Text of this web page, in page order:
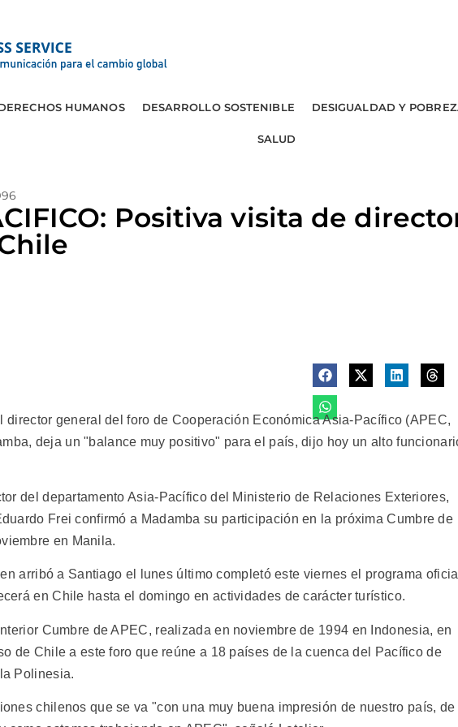
HUMANOS DESARROLLO SOSTENIBLE DESIGUALDAD Y
SALUD
Positiva visita de
director general del foro de Cooperación Económica Asia-Pacífico (APEC,
deja un "balance muy positivo" para el país, dijo hoy un alto
del departamento Asia-Pacífico del Ministerio de Relaciones Exteriores,
Frei confirmó a Madamba su participación en la próxima Cumbre de
en Manila.
arribó a Santiago el lunes último completó este viernes el programa
en Chile hasta el domingo en actividades de carácter turístico.
Cumbre de APEC, realizada en noviembre de 1994 en Indonesia, en
de Chile a este foro que reúne a 18 países de la cuenca del Pacífico de
Polinesia.
chilenos que se va "con una muy buena impresión de nuestro país, de